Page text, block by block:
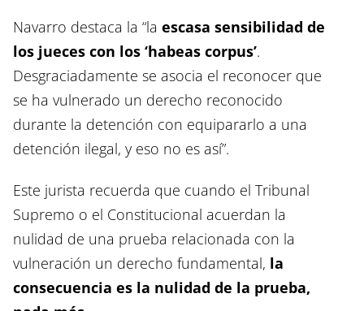
Navarro destaca la “la escasa sensibilidad de
los jueces con los ‘habeas corpus’.
Desgraciadamente se asocia el reconocer que
se ha vulnerado un derecho reconocido
durante la detención con equipararlo a una
detención ilegal, y eso no es así”.
Este jurista recuerda que cuando el Tribunal
Supremo o el Constitucional acuerdan la
nulidad de una prueba relacionada con la
vulneración un derecho fundamental, la
consecuencia es la nulidad de la prueba,